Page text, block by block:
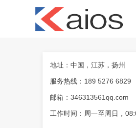
地址：中国，江苏，扬州
服务热线：189 5276 6829
邮箱：346313561qq.com
工作时间：周一至周日，